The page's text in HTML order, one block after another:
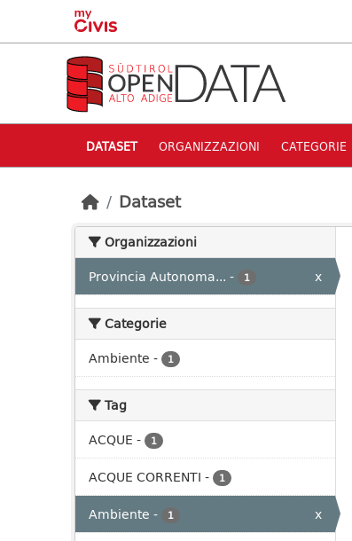
Skip to main content
DATASET ORGANIZZAZIONI CATEGORIE
Dataset
Organizzazioni
Provincia Autonoma... - 1 x
Categorie
Ambiente - 1
Tag
ACQUE - 1
ACQUE CORRENTI - 1
Ambiente - 1
x